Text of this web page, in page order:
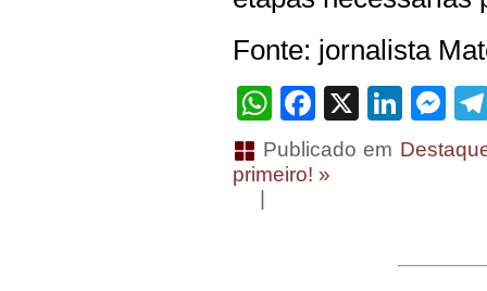
Fonte: jornalista
WhatsApp
Facebook
X
Publicado em
primeiro! »